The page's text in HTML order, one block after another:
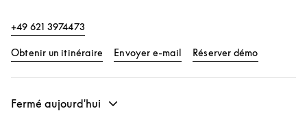
+49 621 3974473
Obtenir un itinéraire Link Opens in New Tab
Envoyer e-mail Réserver démo
Fermé aujourd'hui